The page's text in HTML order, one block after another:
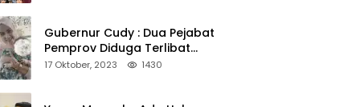
Gubernur Cudy : Dua Pejabat
Pemprov Diduga Terlibat
Asmara Terlarang Sudah di
17 Oktober, 2023 1430